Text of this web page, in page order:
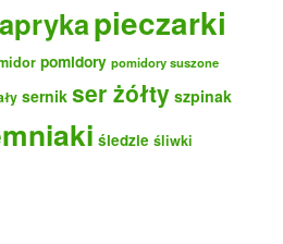
pieczarki
pomidory pomidory suszone
sernik ser żółty szpinak
śledzie śliwki